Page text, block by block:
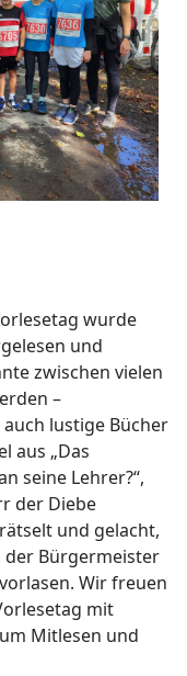
wurde
und
zwischen vielen
–
lustige Bücher
aus „Das
seine Lehrer?“,
der Diebe
und gelacht,
der Bürgermeister
Wir freuen
mit
Mitlesen und